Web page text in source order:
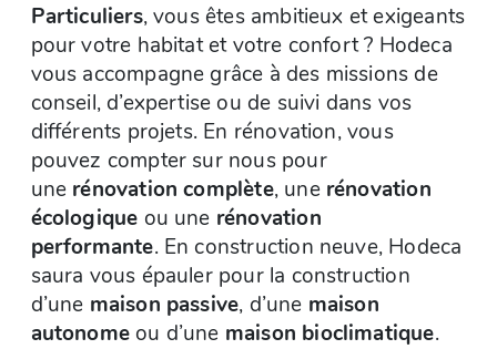
Particuliers, vous êtes ambitieux et exigeants
pour votre habitat et votre confort ? Hodeca
vous accompagne grâce à des missions de
conseil, d’expertise ou de suivi dans vos
différents projets. En rénovation, vous
pouvez compter sur nous pour
une rénovation complète, une rénovation
écologique ou une rénovation
performante. En construction neuve, Hodeca
saura vous épauler pour la construction
d’une maison passive, d’une maison
autonome ou d’une maison bioclimatique.